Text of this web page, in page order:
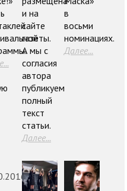
и на
сайте
газеты.
А мы с
согласия
автора
публикуем
полный
текст
статьи.
Далее...
в
восьми
номинациях.
Далее...